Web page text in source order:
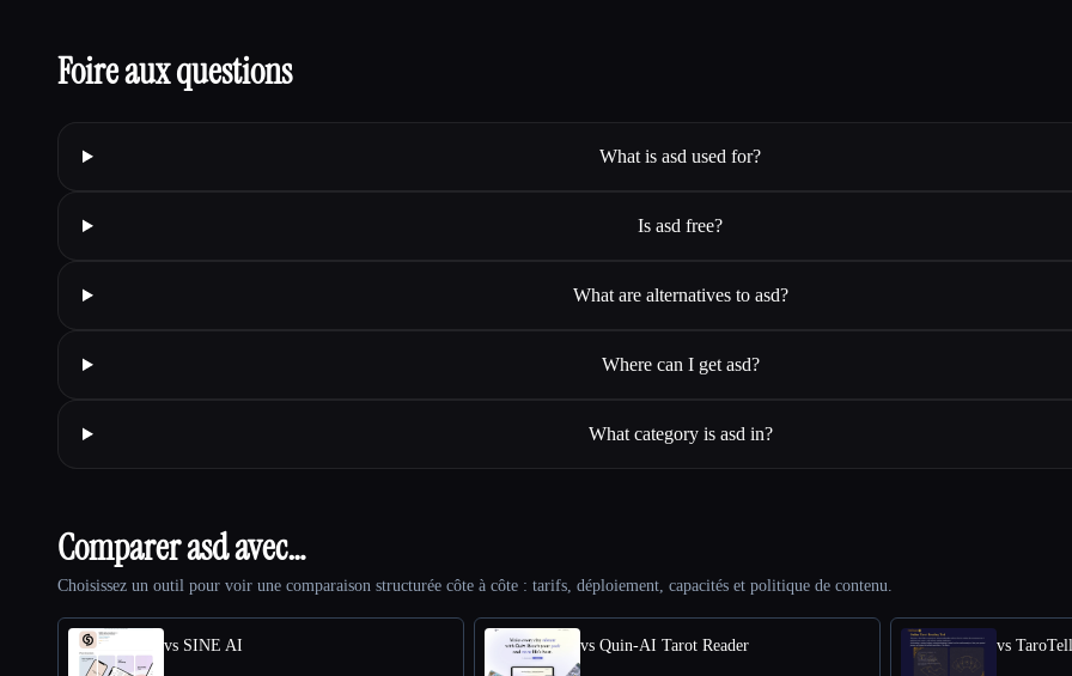
Foire aux questions
What is asd used for?
Is asd free?
What are alternatives to asd?
Where can I get asd?
What category is asd in?
Comparer asd avec…
Choisissez un outil pour voir une comparaison structurée côte à côte : tarifs, déploiement, capacités et politique de contenu.
vs SINE AI vs Quin-AI Tarot Reader vs